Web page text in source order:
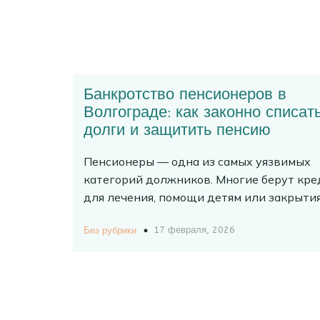
Банкротство пенсионеров в
Волгограде: как законно
долги и защитить пенсию
Пенсионеры — одна из самых уязвимых
категорий должников. Многие берут
для лечения, помощи детям или
Без рубрики 17 февраля, 2026